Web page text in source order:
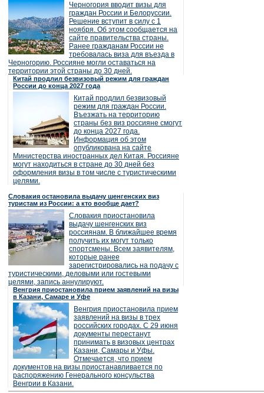
Черногория вводит визы для
граждан России и Белоруссии.
Решение вступит в силу с 1
ноября. Об этом сообщается на
сайте правительства страны.
Ранее гражданам России не
требовалась виза для въезда в
Черногорию. Россияне могли оставаться на
территории этой страны до 30 дней.
Китай продлил безвизовый режим для граждан
России до конца 2027 года
Китай продлил безвизовый
режим для граждан России.
Въезжать на территорию
страны без виз россияне смогут
до конца 2027 года.
Информация об этом
опубликована на сайте
Министерства иностранных дел Китая. Россияне
могут находиться в стране до 30 дней без
оформления визы в том числе с туристическими
целями.
Словакия остановила выдачу шенгенских виз
туристам из России: а кто вообще дает?
Словакия приостановила
выдачу шенгенских виз
россиянам. В ближайшее время
получить их могут только
спортсмены. Всем заявителям,
которые ранее
зарегистрировались на подачу с
туристическими, деловыми или гостевыми
целями, запись аннулируют.
Венгрия приостановила прием заявлений на визы
в Казани, Самаре и Уфе
Венгрия приостановила прием
заявлений на визы в трех
российских городах. С 29 июня
документы перестанут
принимать в визовых центрах
Казани, Самары и Уфы.
Отмечается, что прием
документов на визы приостанавливается по
распоряжению Генерального консульства
Венгрии в Казани.